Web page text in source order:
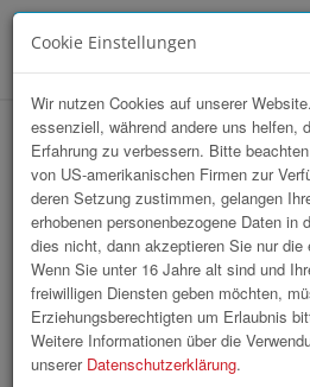
VKB | Weltspartag 2024
Cookie Einstellungen
Wir nutzen Cookies auf unserer
essenziell, während andere uns helfen,
Erfahrung zu verbessern. Bitte
von US-amerikanischen Firmen zur
deren Setzung zustimmen, gelangen
erhobenen personenbezogene Daten in
dies nicht, dann akzeptieren Sie nur die
Wenn Sie unter 16 Jahre alt sind und
freiwilligen Diensten geben möchten,
Erziehungsberechtigten um Erlaubnis
Weitere Informationen über die
unserer Datenschutzerklärung.